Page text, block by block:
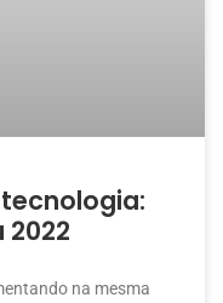
na mesma